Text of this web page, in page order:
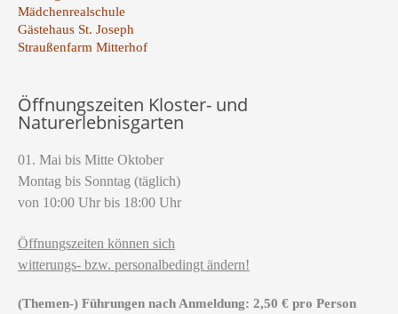
Mädchenrealschule
Gästehaus St. Joseph
Straußenfarm Mitterhof
Öffnungszeiten Kloster- und
Naturerlebnisgarten
01. Mai bis Mitte Oktober
Montag bis Sonntag (täglich)
von 10:00 Uhr bis 18:00 Uhr
Öffnungszeiten können sich
witterungs- bzw. personalbedingt ändern!
(Themen-) Führungen nach Anmeldung: 2,50 € pro Person